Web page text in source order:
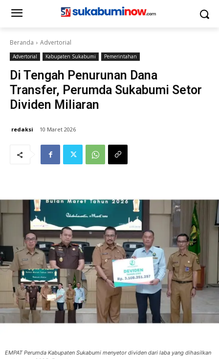
Beranda Advertorial
Advertorial Kabupaten Sukabumi Pemerintahan
Di Tengah Penurunan Dana
Transfer, Perumda Sukabumi Setor
Dividen Miliaran
redaksi 10 Maret 2026
EMPAT Perumda Kabupaten Sukabumi menyetor dividen dari laba yang dihasilkan